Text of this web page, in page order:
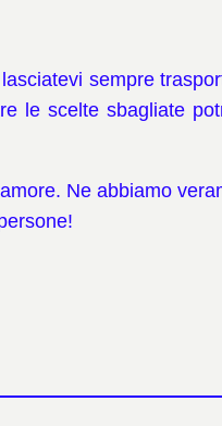
sempre
le scelte sbagliate
Ne abbiamo